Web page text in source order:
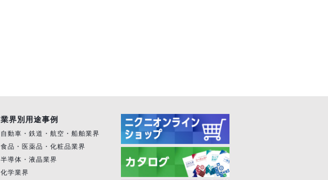
業界別用途事例
自動車・鉄道・航空・船舶業界
食品・医薬品・化粧品業界
半導体・液晶業界
化学業界